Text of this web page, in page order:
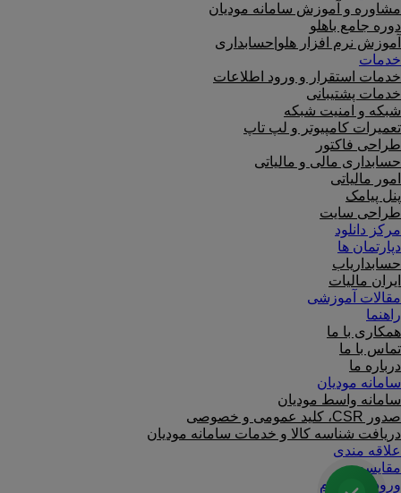
مشاوره و آموزش سامانه مودیان
دوره جامع باهلو
آموزش نرم افزار هلو|حسابداری
خدمات
خدمات استقرار و ورود اطلاعات
خدمات پشتیبانی
شبکه و امنیت شبکه
تعمیرات کامپیوتر و لپ تاپ
طراحی فاکتور
حسابداری مالی و مالیاتی
امور مالیاتی
پنل پیامک
طراحی سایت
مرکز دانلود
دپارتمان ها
حسابداریاب
ایران مالیات
مقالات آموزشی
راهنما
همکاری با ما
تماس با ما
درباره ما
سامانه مودیان
سامانه واسط مودیان
صدور CSR، کلید عمومی و خصوصی
دریافت شناسه کالا و خدمات سامانه مودیان
علاقه مندی
مقایسه
ورود / ثبت نام